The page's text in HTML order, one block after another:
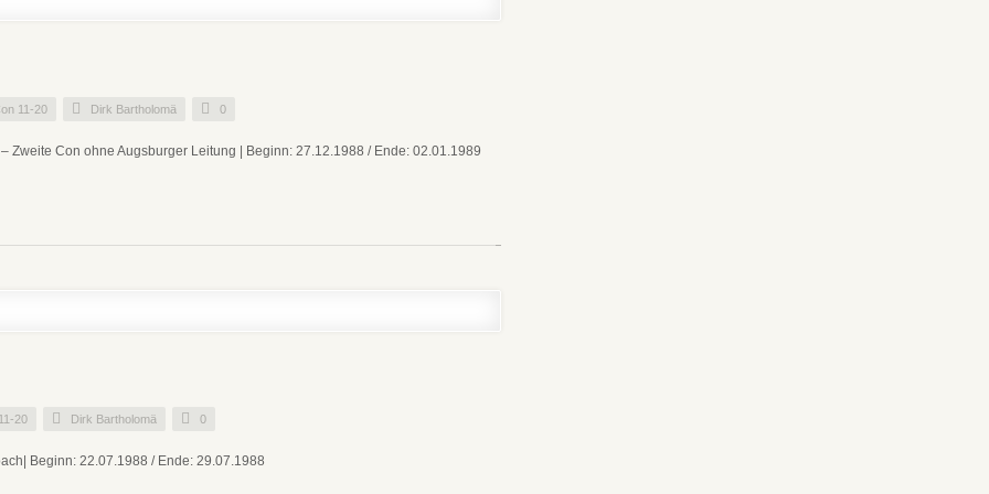
11-20 Dirk Bartholomä 0
Zweite Con ohne Augsburger Leitung | Beginn: 27.12.1988 / Ende: 02.01.1989
20 Dirk Bartholomä 0
Beginn: 22.07.1988 / Ende: 29.07.1988